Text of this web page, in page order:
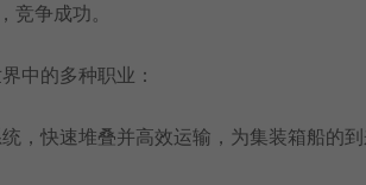
竞争成功。
中的多种职业：
，快速堆叠并高效运输，为集装箱船的到